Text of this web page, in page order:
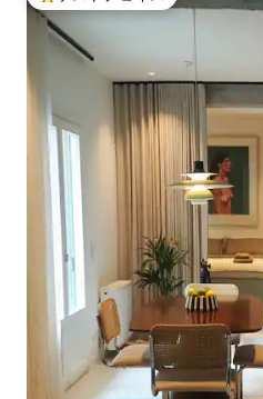
大好評のゲストチョイスです。